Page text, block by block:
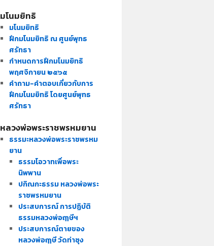
มโนมยิทธิ
มโนมยิทธิ
ฝึกมโนมยิทธิ ณ ศูนย์พุทธ
ศรัทธา
กำหนดการฝึกมโนมยิทธิ
พฤศจิกายน ๒๕๖๕
คำถาม-คำตอบเกี่ยวกับการ
ฝึกมโนมยิทธิ โดยศูนย์พุทธ
ศรัทธา
หลวงพ่อพระราชพรหมยาน
ธรรมะหลวงพ่อพระราชพรหม
ยาน
ธรรมโอวาทเพื่อพระ
นิพพาน
ปกิณกะธรรม หลวงพ่อพระ
ราชพรหมยาน
ประสบการณ์ การปฏิบัติ
ธรรมหลวงพ่อฤๅษีฯ
ประสบการณ์ตายของ
หลวงพ่อฤๅษี วัดท่าซุง